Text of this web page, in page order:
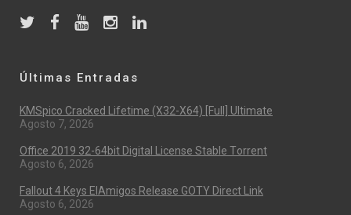
Últimas Entradas
KMSpico Cracked Lifetime (x32-X64) [Full] Ultimate
Agosto 7, 2026
Office 2019 32-64bit Digital License Stable Tоrrеnt
Agosto 6, 2026
Fallout 4 Keys ElAmigos Release GOTY Direct Link
Agosto 6, 2026